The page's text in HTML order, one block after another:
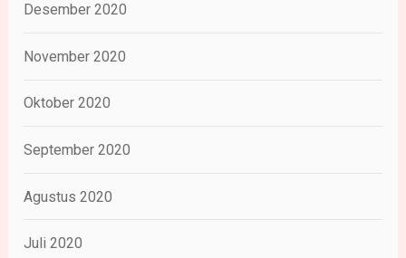
Desember 2020
November 2020
Oktober 2020
September 2020
Agustus 2020
Juli 2020